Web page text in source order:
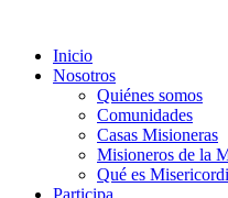
Inicio
Nosotros
Quiénes somos
Comunidades
Casas Misioneras
Misioneros de la
Qué es
Participa